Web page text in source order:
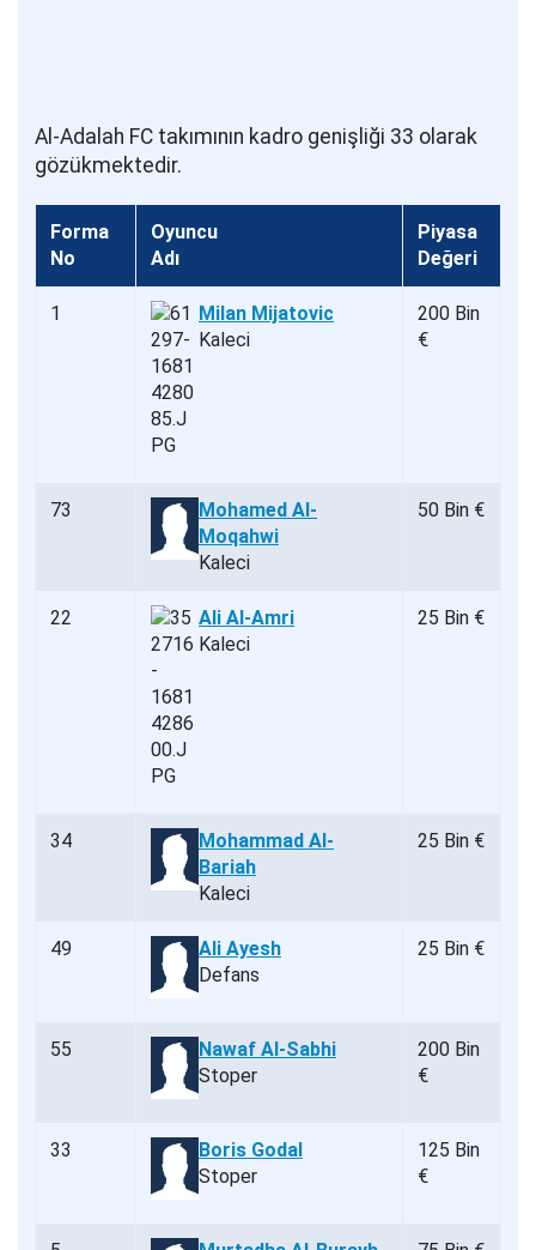
Al-Adalah FC takımının kadro genişliği 33 olarak
gözükmektedir.
Forma
No
Oyuncu
Adı
Piyasa
Değeri
1
Milan Mijatovic
Kaleci
200 Bin
€
73
Mohamed Al-
Moqahwi
Kaleci
50 Bin €
22
Ali Al-Amri
Kaleci
25 Bin €
34
Mohammad Al-
Bariah
Kaleci
25 Bin €
49
Ali Ayesh
Defans
25 Bin €
55
Nawaf Al-Sabhi
Stoper
200 Bin
€
33
Boris Godal
Stoper
125 Bin
€